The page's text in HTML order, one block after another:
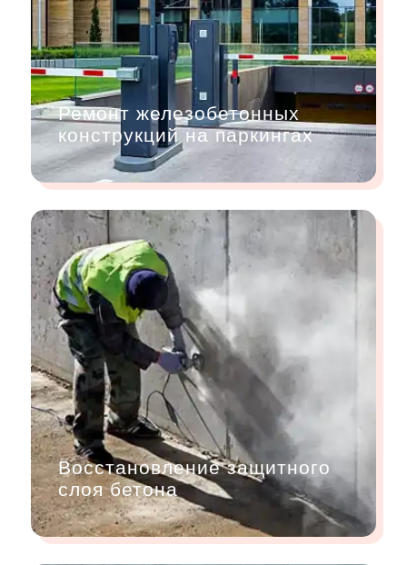
Ремонт железобетонных
конструкций на паркингах
Восстановление защитного
слоя бетона